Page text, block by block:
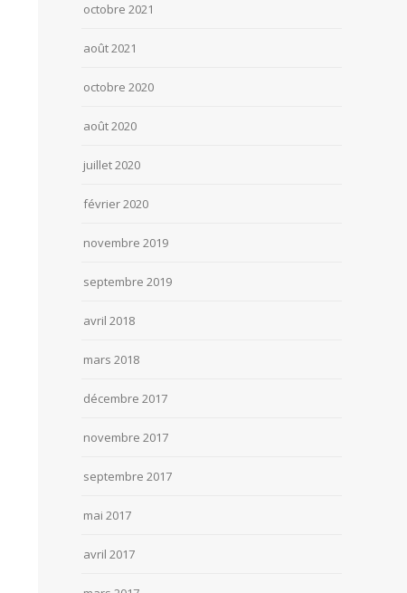
octobre 2021
août 2021
octobre 2020
août 2020
juillet 2020
février 2020
novembre 2019
septembre 2019
avril 2018
mars 2018
décembre 2017
novembre 2017
septembre 2017
mai 2017
avril 2017